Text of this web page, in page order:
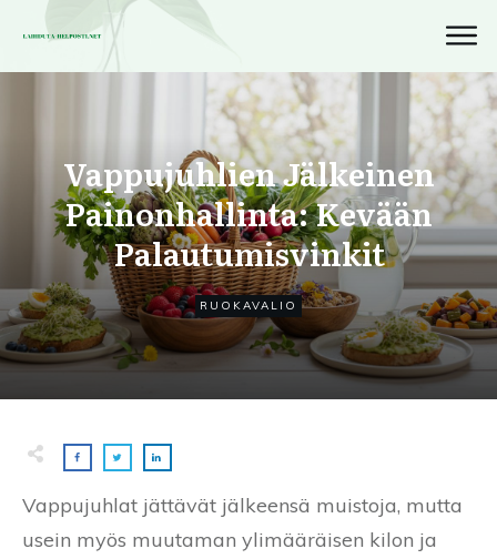
Vappujuhlien Jälkeinen
Painonhallinta: Kevään
Palautumisvinkit
RUOKAVALIO
Vappujuhlat jättävät jälkeensä muistoja, mutta
usein myös muutaman ylimääräisen kilon ja